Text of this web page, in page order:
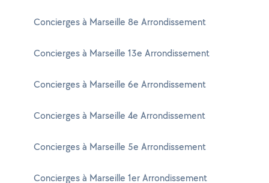
Concierges à Marseille 8e Arrondissement
Concierges à Marseille 13e Arrondissement
Concierges à Marseille 6e Arrondissement
Concierges à Marseille 4e Arrondissement
Concierges à Marseille 5e Arrondissement
Concierges à Marseille 1er Arrondissement